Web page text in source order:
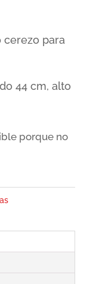
cerezo para
44 cm, alto
porque no